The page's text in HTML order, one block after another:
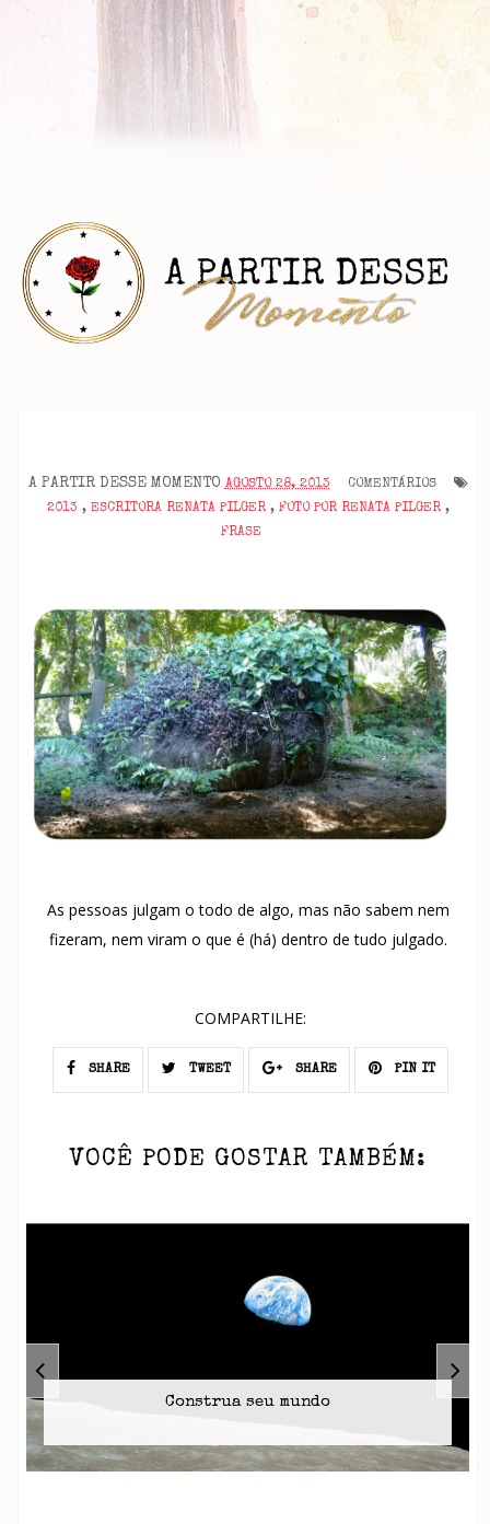
A PARTIR DESSE MOMENTO AGOSTO 28, 2013
COMENTÁRIOS
2013 , ESCRITORA RENATA PILGER, FOTO POR RENATA PILGER,
FRASE
As pessoas julgam o todo de algo, mas não sabem nem
fizeram, nem viram o que é (há) dentro de tudo julgado.
COMPARTILHE:
SHARE TWEET SHARE PIN IT
VOCÊ PODE GOSTAR TAMBÉM:
Construa seu mundo